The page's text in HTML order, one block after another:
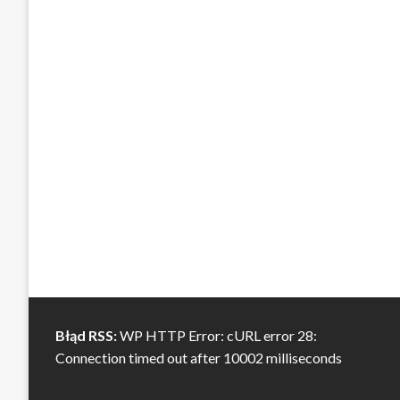
Błąd RSS:WP HTTP Error: cURL error 28:
Connection timed out after 10002 milliseconds